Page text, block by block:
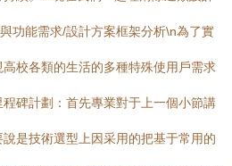
功能需求/設計方案框架分析\n為了實
校各類的生活的多種特殊使用戶需求
碑計劃：首先專業對于上一個小節講
是技術選型上因采用的把基于常用的